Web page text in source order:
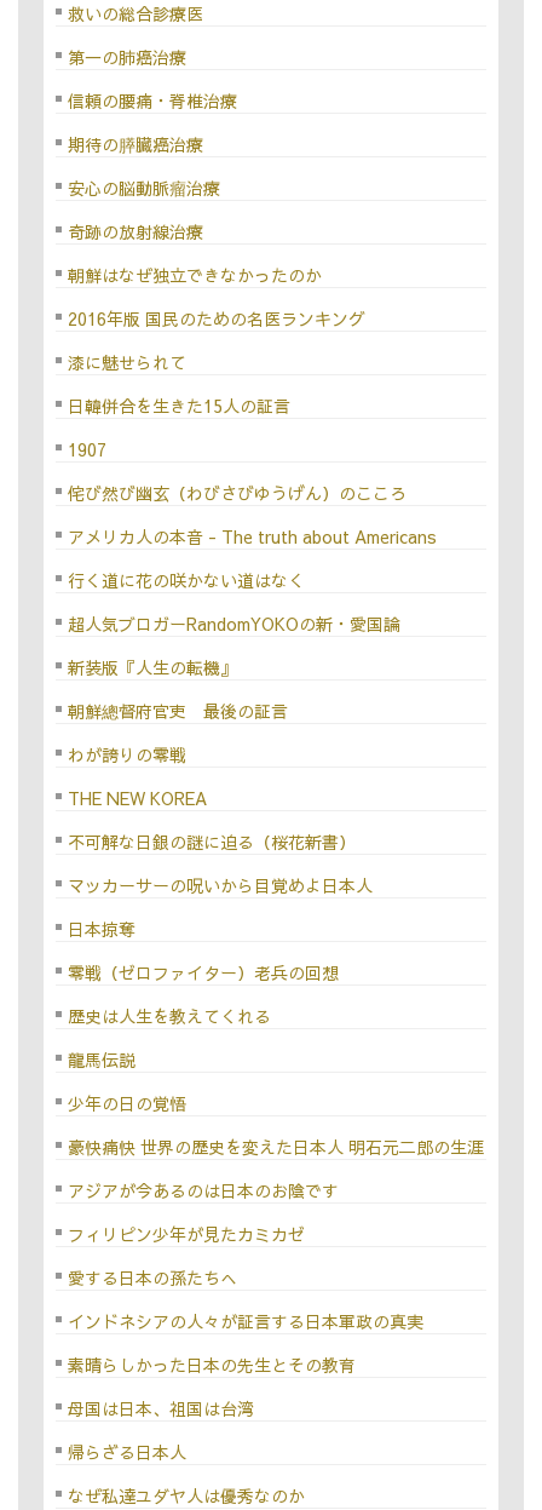
救いの総合診療医
第一の肺癌治療
信頼の腰痛・脊椎治療
期待の膵臓癌治療
安心の脳動脈瘤治療
奇跡の放射線治療
朝鮮はなぜ独立できなかったのか
2016年版 国民のための名医ランキング
漆に魅せられて
日韓併合を生きた15人の証言
1907
侘び然び幽玄（わびさびゆうげん）のこころ
アメリカ人の本音 - The truth about Americans
行く道に花の咲かない道はなく
超人気ブロガーRandomYOKOの新・愛国論
新装版『人生の転機』
朝鮮總督府官吏 最後の証言
わが誇りの零戦
THE NEW KOREA
不可解な日銀の謎に迫る（桜花新書）
マッカーサーの呪いから目覚めよ日本人
日本掠奪
零戦（ゼロファイター）老兵の回想
歴史は人生を教えてくれる
龍馬伝説
少年の日の覚悟
豪快痛快 世界の歴史を変えた日本人 明石元二郎の生涯
アジアが今あるのは日本のお陰です
フィリピン少年が見たカミカゼ
愛する日本の孫たちへ
インドネシアの人々が証言する日本軍政の真実
素晴らしかった日本の先生とその教育
母国は日本、祖国は台湾
帰らざる日本人
なぜ私達ユダヤ人は優秀なのか